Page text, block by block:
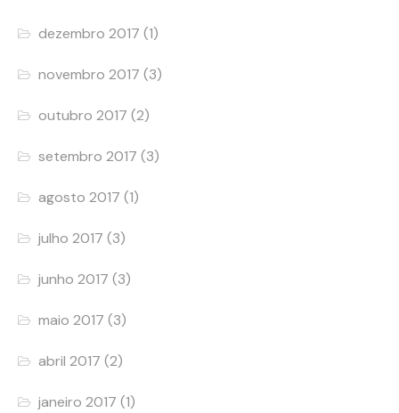
dezembro 2017 (1)
novembro 2017 (3)
outubro 2017 (2)
setembro 2017 (3)
agosto 2017 (1)
julho 2017 (3)
junho 2017 (3)
maio 2017 (3)
abril 2017 (2)
janeiro 2017 (1)